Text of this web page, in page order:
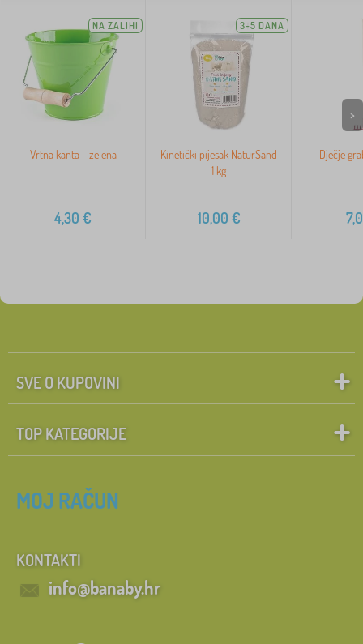
NA ZALIHI
Vrtna kanta - zelena
4,30 €
3-5 DANA
Kinetički pijesak NaturSand
1 kg
10,00 €
Dječje
>
SVE O KUPOVINI
TOP KATEGORIJE
MOJ RAČUN
KONTAKTI
info@banaby.hr